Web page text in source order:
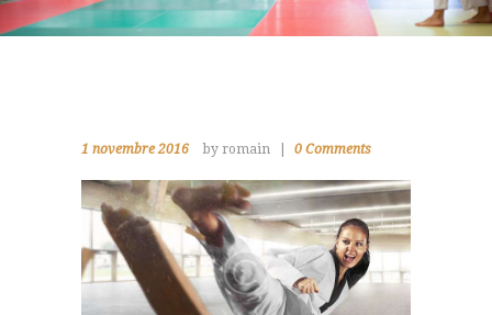
1 novembre 2016 by romain 0 Comments